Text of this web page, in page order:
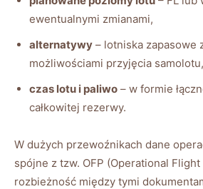
ewentualnymi zmianami,
alternatywy – lotniska zapasowe
możliwościami przyjęcia samolotu,
czas lotu i paliwo – w formie
całkowitej rezerwy.
W dużych przewoźnikach dane
spójne z tzw. OFP (Operational Flight
rozbieżność między tymi